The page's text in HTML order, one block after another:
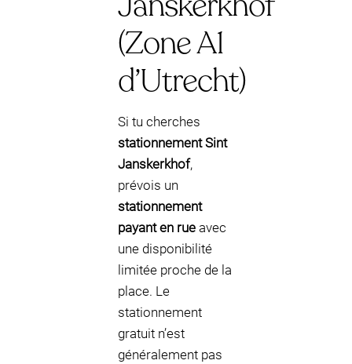
(Zone A1
d’Utrecht)
Si tu cherches
stationnement Sint
Janskerkhof,
prévois un
stationnement
payant en rue avec
une disponibilité
limitée proche de la
place. Le
stationnement
gratuit n’est
généralement pas